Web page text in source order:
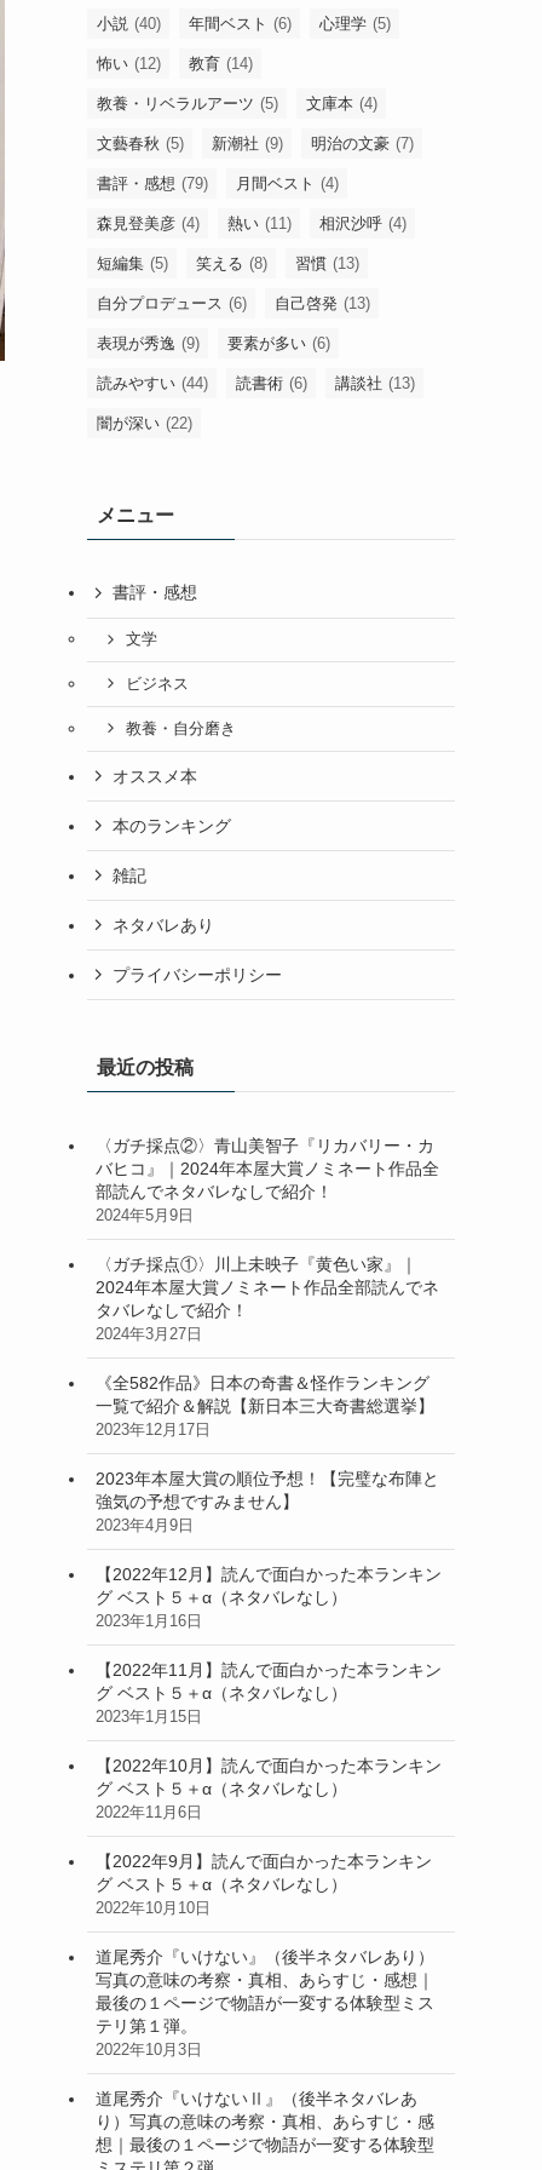
小説 (40) 年間ベスト (6) 心理学 (5)
怖い (12) 教育 (14)
教養・リベラルアーツ (5) 文庫本 (4)
文藝春秋 (5) 新潮社 (9) 明治の文豪 (7)
書評・感想 (79) 月間ベスト (4)
森見登美彦 (4) 熱い (11) 相沢沙呼 (4)
短編集 (5) 笑える (8) 習慣 (13)
自分プロデュース (6) 自己啓発 (13)
表現が秀逸 (9) 要素が多い (6)
読みやすい (44) 読書術 (6) 講談社 (13)
闇が深い (22)
メニュー
書評・感想
文学
ビジネス
教養・自分磨き
オススメ本
本のランキング
雑記
ネタバレあり
プライバシーポリシー
最近の投稿
〈ガチ採点②〉青山美智子『リカバリー・カ
バヒコ』｜2024年本屋大賞ノミネート作品全
部読んでネタバレなしで紹介！
2024年5月9日
〈ガチ採点①〉川上未映子『黄色い家』｜
2024年本屋大賞ノミネート作品全部読んでネ
タバレなしで紹介！
2024年3月27日
《全582作品》日本の奇書＆怪作ランキング
一覧で紹介＆解説【新日本三大奇書総選挙】
2023年12月17日
2023年本屋大賞の順位予想！【完璧な布陣と
強気の予想ですみません】
2023年4月9日
【2022年12月】読んで面白かった本ランキン
グ ベスト５＋α（ネタバレなし）
2023年1月16日
【2022年11月】読んで面白かった本ランキン
グ ベスト５＋α（ネタバレなし）
2023年1月15日
【2022年10月】読んで面白かった本ランキン
グ ベスト５＋α（ネタバレなし）
2022年11月6日
【2022年9月】読んで面白かった本ランキン
グ ベスト５＋α（ネタバレなし）
2022年10月10日
道尾秀介『いけない』（後半ネタバレあり）
写真の意味の考察・真相、あらすじ・感想｜
最後の１ページで物語が一変する体験型ミス
テリ第１弾。
2022年10月3日
道尾秀介『いけないⅡ』（後半ネタバレあ
り）写真の意味の考察・真相、あらすじ・感
想｜最後の１ページで物語が一変する体験型